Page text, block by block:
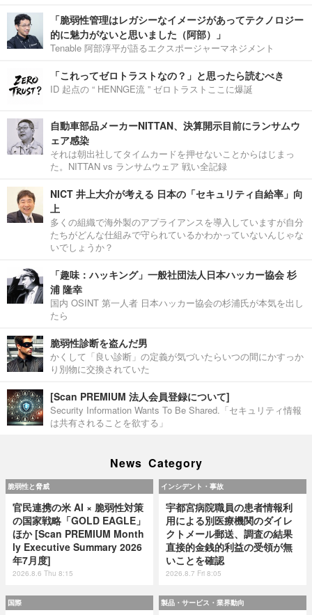
「脆弱性管理はレガシーなイメージがあってテクノロジー
的に魅力がないと思いました（阿部）」
Tenable 阿部淳平が語るエクスポージャーマネジメント
「これってゼロトラストなの？」と思ったら読むべき
ID 起点の “ HENNGE流 ” ゼロトラストここに爆誕
自動車部品メーカーNITTAN、決算開示目前にランサムウ
ェア感染
それは朝出社してタイムカードを押せないことからはじまっ
た。NITTAN vs ランサムウェア 戦い全記録
NICT 井上大介が考える 日本の「セキュリティ自給率」向
上
多くの組織で海外製のアプライアンスを導入していますが自分
たちがどんな仕組みで守られているかわかっていないんじゃな
いでしょうか？
「趣味：ハッキング」一般社団法人日本ハッカー協会 杉
浦 隆幸
国内 OSINT 第一人者 日本ハッカー協会の杉浦氏が本気を出し
たら
脆弱性診断を盗んだ男
かくして「良い診断」の定義が気づいたらいつの間にかすっか
り別物に交換されていた
[Scan PREMIUM 法人会員登録について]
Security Information Wants To Be Shared.「セキュリティ情報
は共有されることを欲する」
News Category
脆弱性と脅威
官民連携の米 AI × 脆弱性対策
の国家戦略「GOLD EAGLE」
ほか [Scan PREMIUM Month
ly Executive Summary 2026
年7月度]
2026.8.6 Thu 8:15
インシデント・事故
宇都宮病院職員の患者情報利
用による別医療機関のダイレ
クトメール郵送、調査の結果
直接的金銭的利益の受領が無
いことを確認
2026.8.7 Fri 8:05
国際 製品・サービス・業界動向